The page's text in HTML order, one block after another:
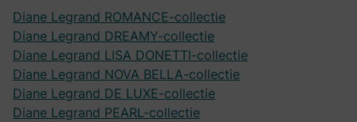
Diane Legrand ROMANCE-collectie
Diane Legrand DREAMY-collectie
Diane Legrand LISA DONETTI-collectie
Diane Legrand NOVA BELLA-collectie
Diane Legrand DE LUXE-collectie
Diane Legrand PEARL-collectie